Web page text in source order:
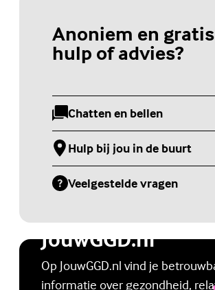
Anoniem en gratis
hulp of advies?
Chatten en bellen
(Externe link)
Hulp bij jou in de buurt
(Externe link)
Veelgestelde vragen
(Externe link)
Jongerenwebsite
JouwGGD.nl
Op JouwGGD.nl vind je
informatie over gezondheid,